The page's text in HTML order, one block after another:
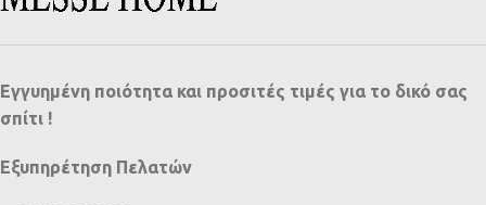
Εγγυημένη ποιότητα και προσιτές τιμές για το δικό σας
σπίτι !
Εξυπηρέτηση Πελατών